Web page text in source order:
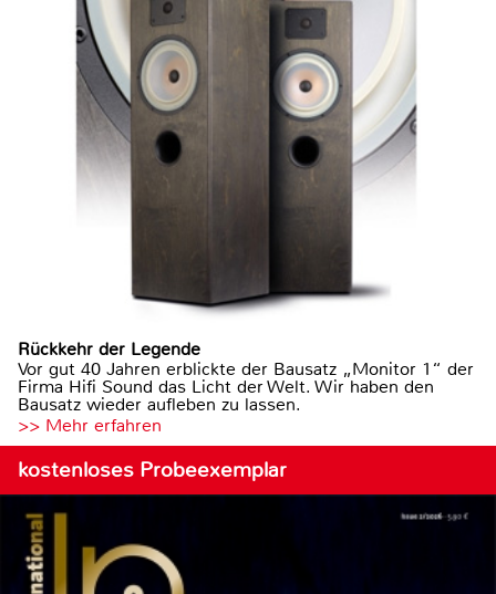
Rückkehr der Legende
Vor gut 40 Jahren erblickte der Bausatz „Monitor 1“ der
Firma Hifi Sound das Licht der Welt. Wir haben den
Bausatz wieder aufleben zu lassen.
>> Mehr erfahren
kostenloses Probeexemplar